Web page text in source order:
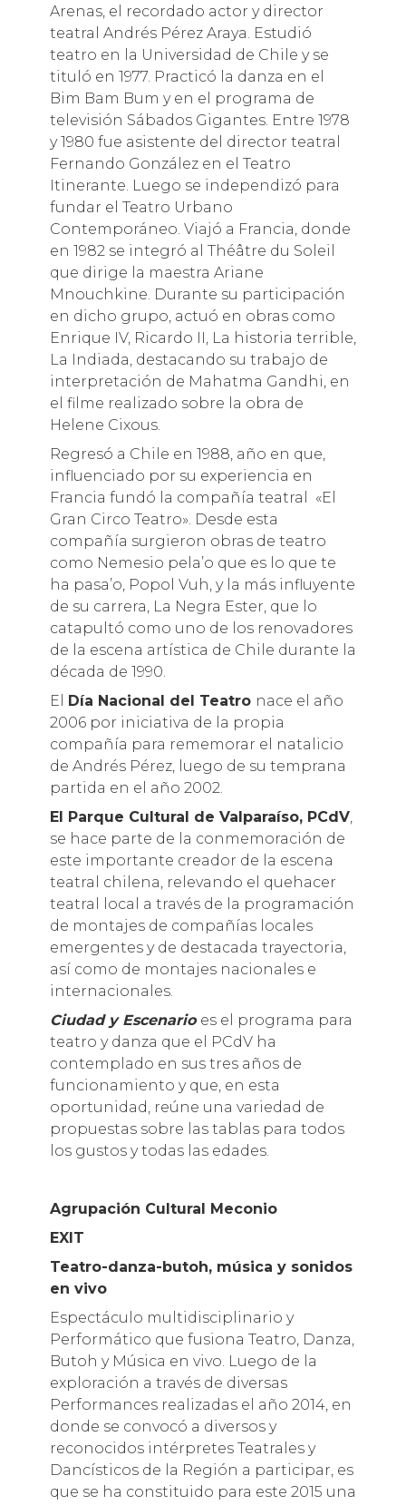
Arenas, el recordado actor y director
teatral Andrés Pérez Araya. Estudió
teatro en la Universidad de Chile y se
tituló en 1977. Practicó la danza en el
Bim Bam Bum y en el programa de
televisión Sábados Gigantes. Entre 1978
y 1980 fue asistente del director teatral
Fernando González en el Teatro
Itinerante. Luego se independizó para
fundar el Teatro Urbano
Contemporáneo. Viajó a Francia, donde
en 1982 se integró al Théâtre du Soleil
que dirige la maestra Ariane
Mnouchkine. Durante su participación
en dicho grupo, actuó en obras como
Enrique IV, Ricardo II, La historia terrible,
La Indiada, destacando su trabajo de
interpretación de Mahatma Gandhi, en
el filme realizado sobre la obra de
Helene Cixous.
Regresó a Chile en 1988, año en que,
influenciado por su experiencia en
Francia fundó la compañía teatral «El
Gran Circo Teatro». Desde esta
compañía surgieron obras de teatro
como Nemesio pela’o que es lo que te
ha pasa’o, Popol Vuh, y la más influyente
de su carrera, La Negra Ester, que lo
catapultó como uno de los renovadores
de la escena artística de Chile durante la
década de 1990.
El
Día Nacional del Teatro nace el año
2006 por iniciativa de la propia
compañía para rememorar el natalicio
de Andrés Pérez, luego de su temprana
partida en el año 2002.
El Parque Cultural de Valparaíso, PCdV,
se hace parte de la conmemoración de
este importante creador de la escena
teatral chilena, relevando el quehacer
teatral local a través de la programación
de montajes de compañías locales
emergentes y de destacada trayectoria,
así como de montajes nacionales e
internacionales.
Ciudad y Escenario es el programa para
teatro y danza que el PCdV ha
contemplado en sus tres años de
funcionamiento y que, en esta
oportunidad, reúne una variedad de
propuestas sobre las tablas para todos
los gustos y todas las edades.
Agrupación Cultural Meconio
EXIT
Teatro-danza-butoh, música y sonidos
en vivo
Espectáculo multidisciplinario y
Performático que fusiona Teatro, Danza,
Butoh y Música en vivo. Luego de la
exploración a través de diversas
Performances realizadas el año 2014, en
donde se convocó a diversos y
reconocidos intérpretes Teatrales y
Dancísticos de la Región a participar, es
que se ha constituido para este 2015 una